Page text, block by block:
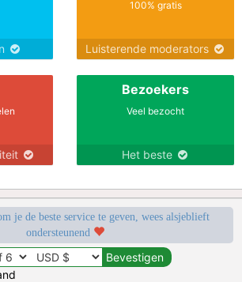
100% gratis
Luisterende moderators
Bezoekers
Veel bezocht
Het beste
je de beste service te geven, wees alsjeblieft
ondersteunend